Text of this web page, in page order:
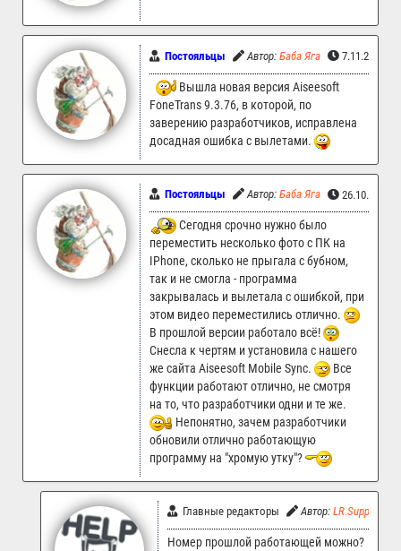
Постояльцы Автор: Баба Яга 7.11.2024
Вышла новая версия Aiseesoft
FoneTrans 9.3.76, в которой, по
заверению разработчиков, исправлена
досадная ошибка с вылетами.
Постояльцы Автор: Баба Яга 26.10.2024
Сегодня срочно нужно было
переместить несколько фото с ПК на
IPhone, сколько не прыгала с бубном,
так и не смогла - программа
закрывалась и вылетала с ошибкой, при
этом видео переместились отлично.
В прошлой версии работало всё!
Снесла к чертям и установила с нашего
же сайта Aiseesoft Mobile Sync.
Все
функции работают отлично, не смотря
на то, что разработчики одни и те же.
Непонятно, зачем разработчики
обновили отлично работающую
программу на "хромую утку"?
Главные редакторы Автор: LR.Support
Номер прошлой работающей можно?